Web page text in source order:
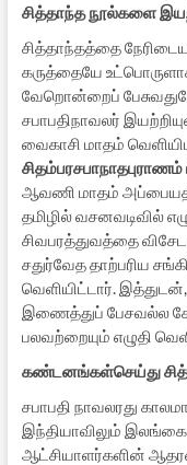
சித்தாந்த நூல்களை
சித்தாந்தத்தை
கருத்தையே
வேறொன்றைப்
சபாபதிநாவலர்
வைகாசி மாதம்
சிதம்பரசபாநாதபுராணம்
ஆவணி மாதம்
தமிழில் வசனவடிவில்
சிவபரத்துவத்தை
சதுர்வேத தாற்பரிய
வெளியிட்டார்.
இணைத்துப் பேசவல்ல
பலவற்றையும் எழுதி
கண்டனங்கள்செய்து
சபாபதி நாவலரது
இந்தியாவிலும்
ஆட்சியாளர்களின்